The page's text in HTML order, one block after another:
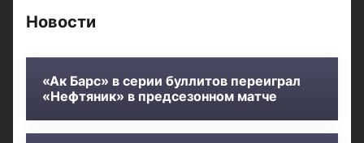
Новости
«Ак Барс» в серии буллитов переиграл
«Нефтяник» в предсезонном матче